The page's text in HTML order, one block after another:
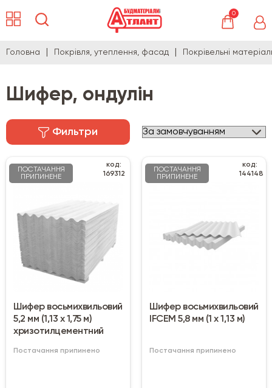
0
Головна Покрівля, утеплення, фасад Покрівельні
Шифер, ондулін
Фильтри
ПОСТАЧАННЯ
ПРИПИНЕНЕ
код:
169312
Шифер восьмихвильовий
5,2 мм (1,13 х 1,75 м)
хризотилцементний
Постачання припинено
ПОСТАЧАННЯ
ПРИПИНЕНЕ
код:
144148
Шифер восьмихвильовий
IFCEM 5,8 мм (1 х 1,13 м)
Постачання припинено